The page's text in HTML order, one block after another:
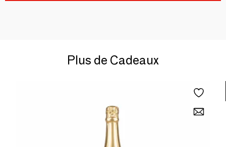
Plus de Cadeaux